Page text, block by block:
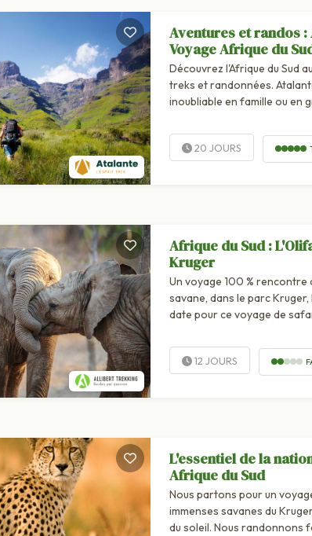
Aventures et randos
Voyage Afrique du
Découvrez l'Afrique du Sud
treks et randonnées.
inoubliable en famille ou en
20 JOURS
Afrique du Sud :
Kruger
Un voyage 100 % rencontre
savane, dans le parc Kruger,
date pour ce voyage de
national...
12 JOURS
L'essentiel de la
Afrique du Sud
Nous partons pour un
immenses savanes du
du soleil. Nous randonnons